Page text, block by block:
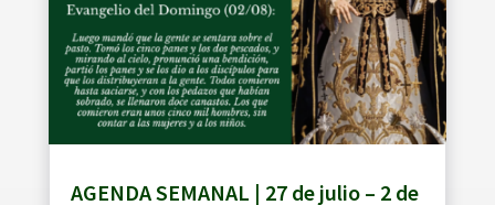
AGENDA SEMANAL | 27 de julio – 2 de